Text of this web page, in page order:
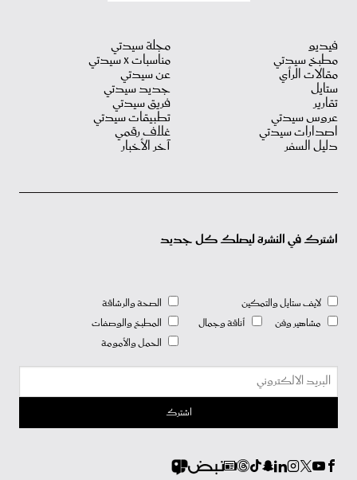
فيديو
مطبخ سيدتي
مقالات الرأي
ستايل
تقارير
عروس سيدتي
اصدارات سيدتي
دليل السفر
مجلة سيدتي
مناسبات X سيدتي
عن سيدتي
جديد سيدتي
فريق سيدتي
تطبيقات سيدتي
غلاف رقمي
آخر الأخبار
اشترك في النشرة ليصلك كل جديد
لايف ستايل والتمكين
مشاهير وفن
أناقة وجمال
الصحة والرشاقة
المطبخ والوصفات
الحمل والأمومة